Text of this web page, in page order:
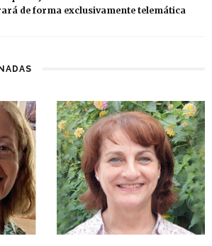
de forma exclusivamente telemática